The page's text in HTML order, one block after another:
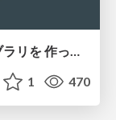
Oura API V2 の クライアントJSライブラリを 作った話
1 470